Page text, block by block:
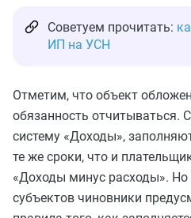
Советуем прочитать:
ИП на УСН
Отметим, что объект
обязанность отчитываться.
систему «Доходы»,
те же сроки, что и
«Доходы минус расходы».
субъектов чиновники